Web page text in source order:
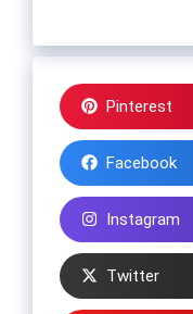
Pinterest
Facebook
Instagram
Twitter